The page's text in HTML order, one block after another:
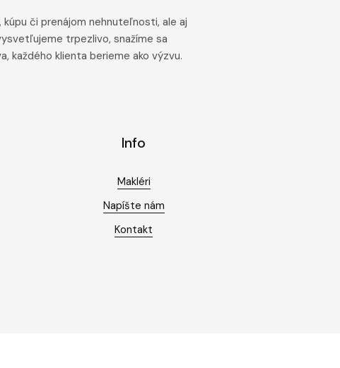
či prenájom nehnuteľnosti, ale aj
trpezlivo, snažíme sa
každého klienta berieme ako výzvu.
Info
Makléri
Napíšte nám
Kontakt